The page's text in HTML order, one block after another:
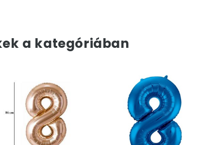
a kategóriában